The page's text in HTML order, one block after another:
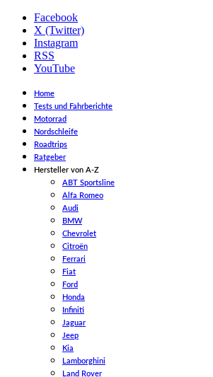
Facebook
X (Twitter)
Instagram
RSS
YouTube
Home
Tests und Fahrberichte
Motorrad
Nordschleife
Roadtrips
Ratgeber
Hersteller von A-Z
ABT Sportsline
Alfa Romeo
Audi
BMW
Chevrolet
Citroën
Ferrari
Fiat
Ford
Honda
Infiniti
Jaguar
Jeep
Kia
Lamborghini
Land Rover